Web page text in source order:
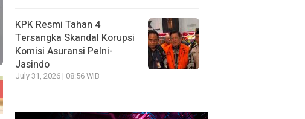
KPK Resmi Tahan 4
Tersangka Skandal Korupsi
Komisi Asuransi Pelni-
Jasindo
July 31, 2026 | 08:56 WIB